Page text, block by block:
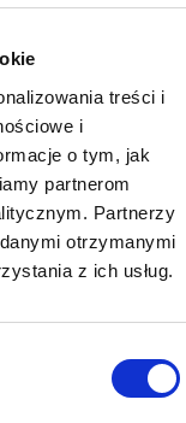
treści i
i
o tym, jak
partnerom
Partnerzy
otrzymanymi
z ich usług.